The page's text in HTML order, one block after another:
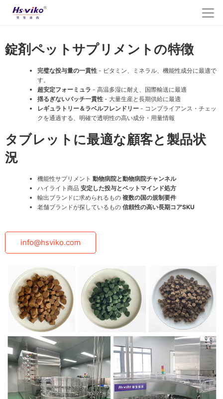
錠剤ペットサプリメントの特徴
完璧な投与量の一貫性 - ビタミン、ミネラル、機能性成分に最適で
す。
超安定フォーミュラ - 高温多湿に耐え、国際輸送に最適
揺るぎないバッチ一貫性 - 大量生産と長期供給に最適
レギュラトリー＆ラベルフレンドリー - コンプライアンス・チェッ
クを通過する、明確で透明性の高い成分・用量情報
タブレットに最適な顧客と製品状
況
機能性サプリメント 動物病院と動物病院チャンネル
ハイライト商品 安定した投与とベットマインド処方
輸出ブランドに求められるもの 複数の国の規制要件
老舗ブランドが探しているもの 信頼性の高い長期コアSKU
info@hsviko.com